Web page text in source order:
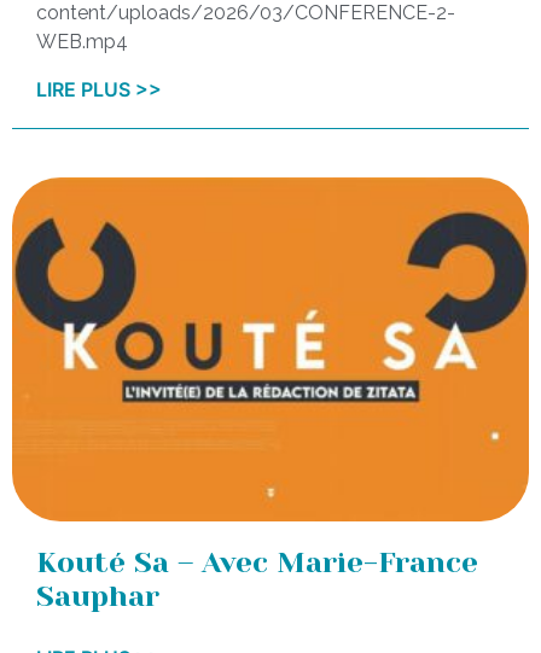
content/uploads/2026/03/CONFERENCE-2-
WEB.mp4
LIRE PLUS >>
Kouté Sa – Avec Marie-France
Sauphar